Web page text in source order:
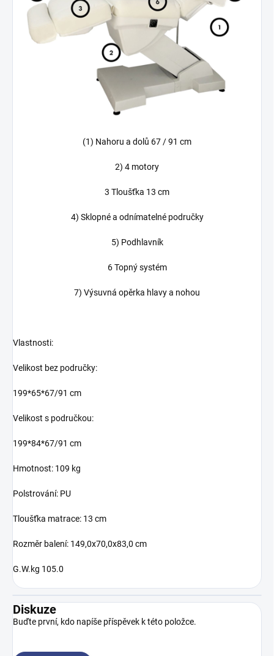
(1) Nahoru a dolů 67 / 91 cm
2) 4 motory
3 Tloušťka 13 cm
4) Sklopné a odnímatelné područky
5) Podhlavník
6 Topný systém
7) Výsuvná opěrka hlavy a nohou
Vlastnosti:
Velikost bez područky:
199*65*67/91 cm
Velikost s područkou:
199*84*67/91 cm
Hmotnost: 109 kg
Polstrování: PU
Tloušťka matrace: 13 cm
Rozměr balení: 149,0x70,0x83,0 cm
G.W.kg 105.0
Diskuze
Buďte první, kdo napíše příspěvek k této položce.